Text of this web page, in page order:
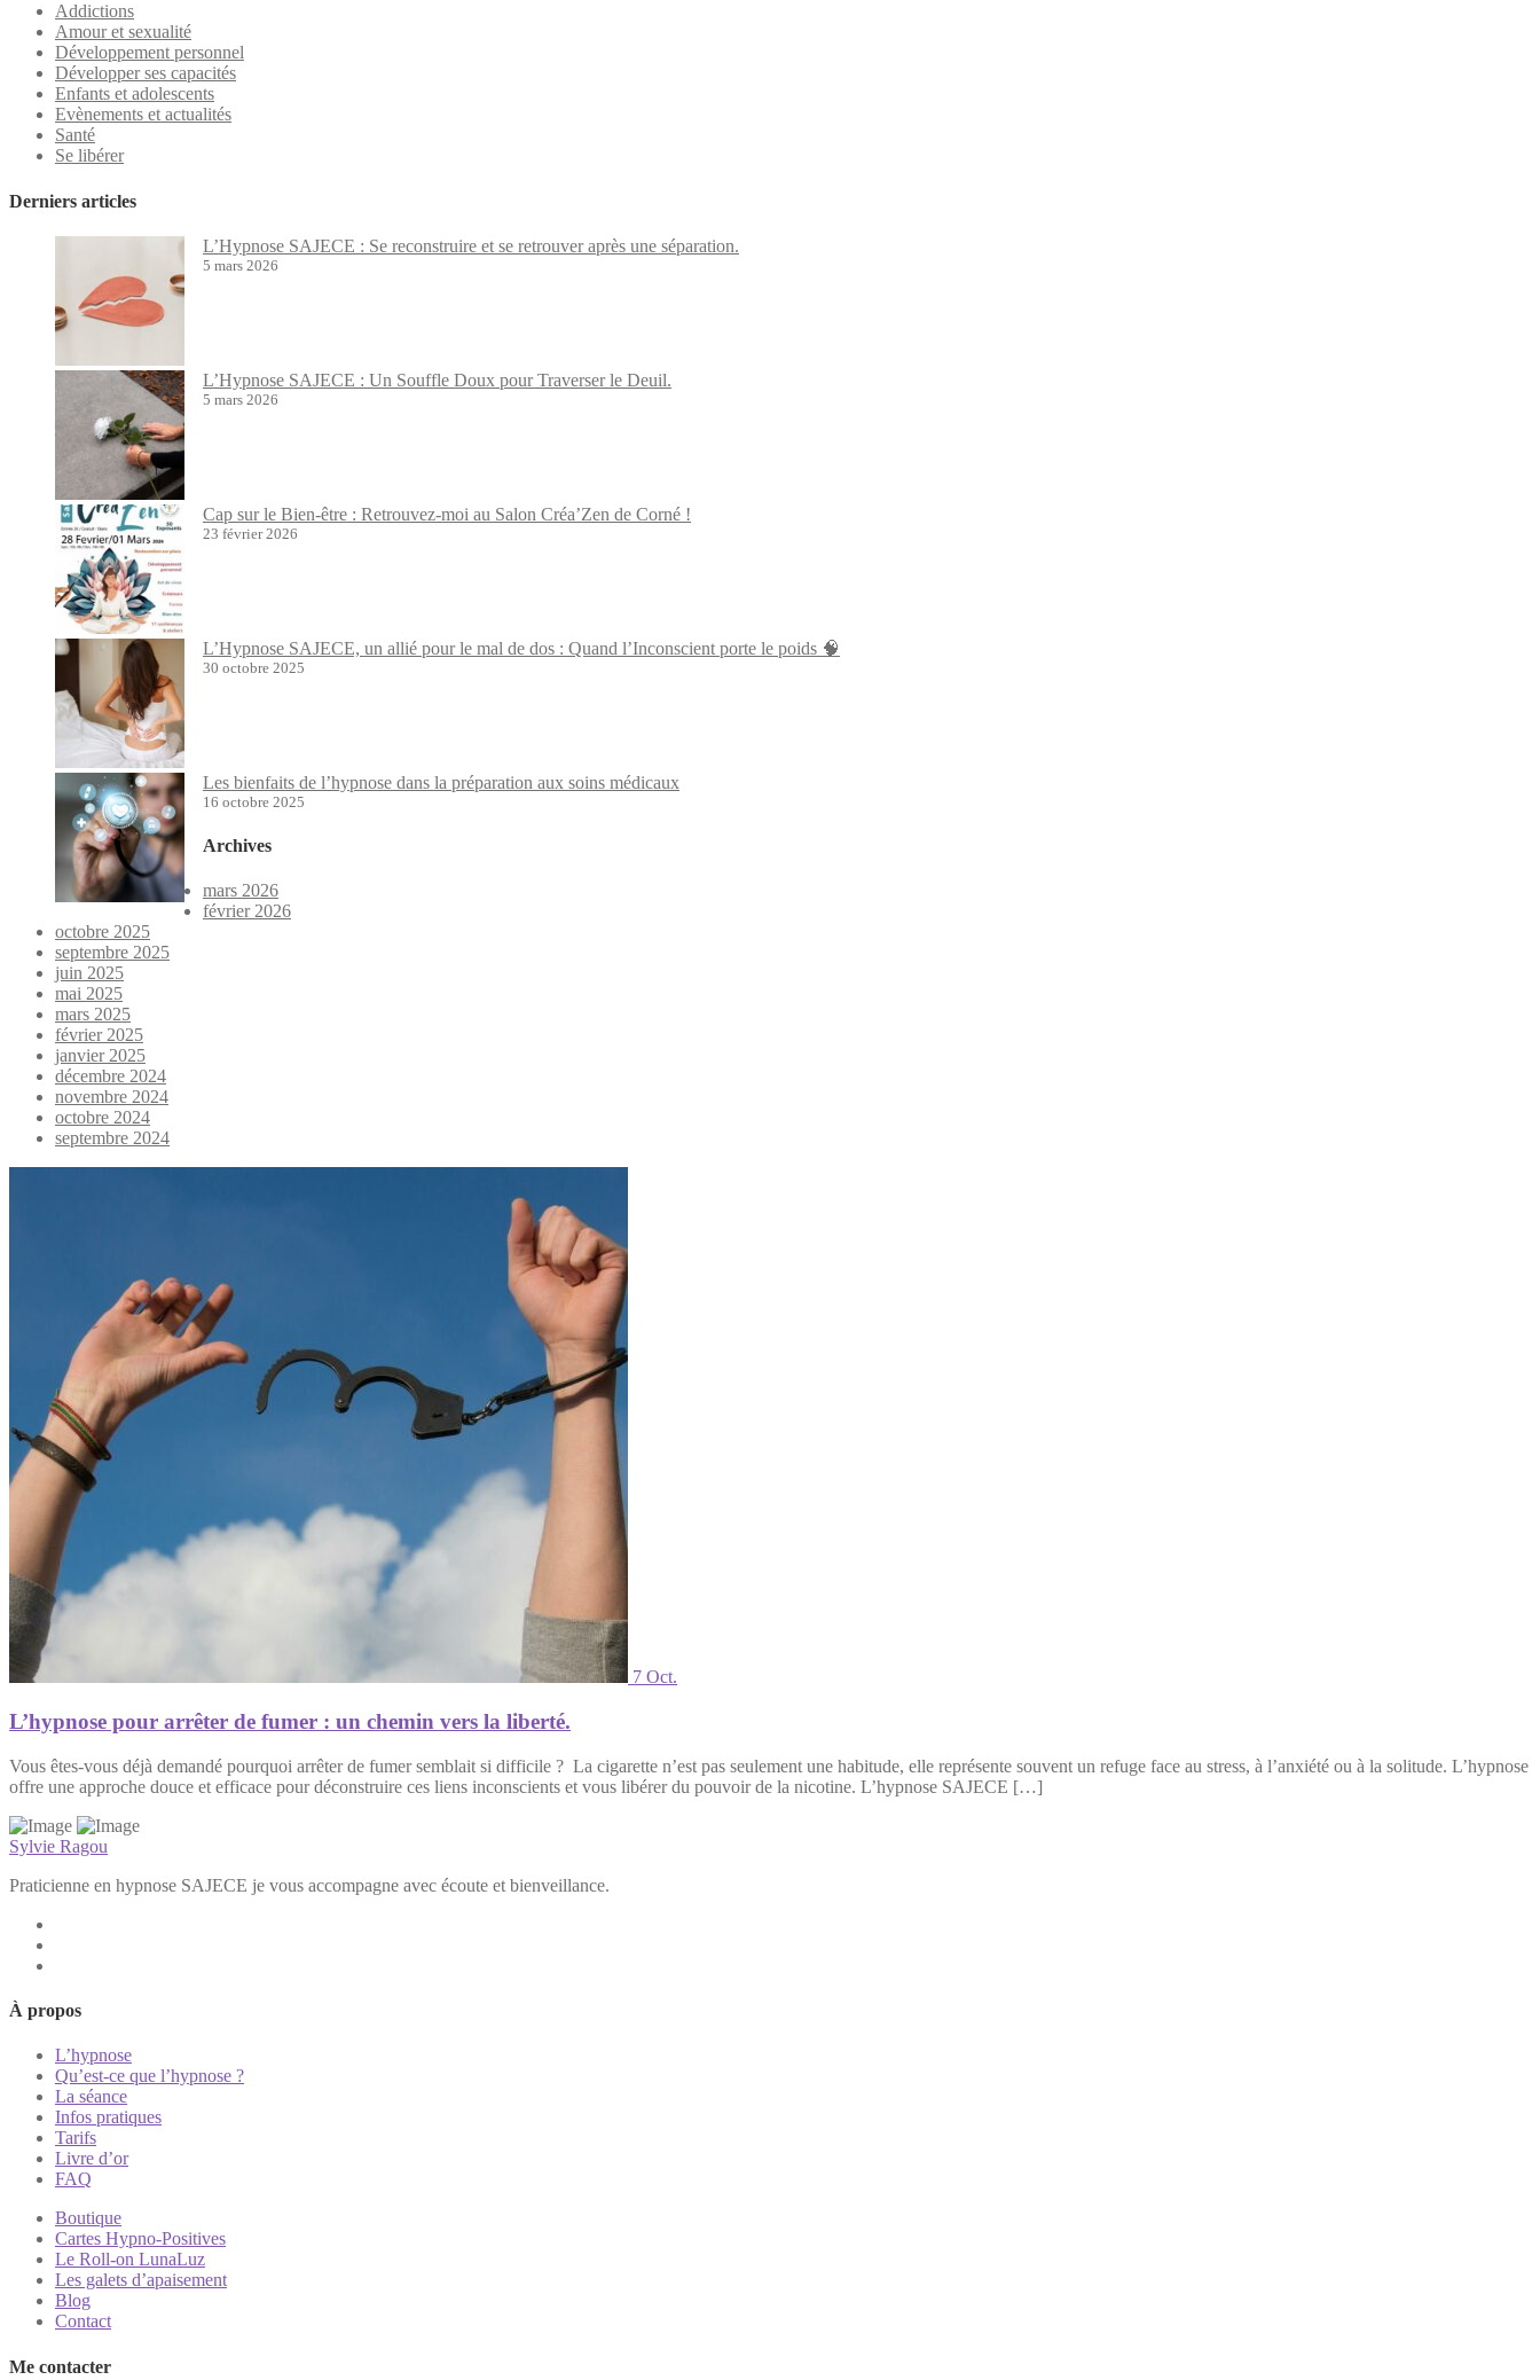
Addictions
Amour et sexualité
Développement personnel
Développer ses capacités
Enfants et adolescents
Evènements et actualités
Santé
Se libérer
Derniers articles
L’Hypnose SAJECE : Se reconstruire et se retrouver après une séparation.
5 mars 2026
L’Hypnose SAJECE : Un Souffle Doux pour Traverser le Deuil.
5 mars 2026
Cap sur le Bien-être : Retrouvez-moi au Salon Créa’Zen de Corné !
23 février 2026
L’Hypnose SAJECE, un allié pour le mal de dos : Quand l’Inconscient porte le poids 🧠
30 octobre 2025
Les bienfaits de l’hypnose dans la préparation aux soins médicaux
16 octobre 2025
Archives
mars 2026
février 2026
octobre 2025
septembre 2025
juin 2025
mai 2025
mars 2025
février 2025
janvier 2025
décembre 2024
novembre 2024
octobre 2024
septembre 2024
7 Oct.
L’hypnose pour arrêter de fumer : un chemin vers la liberté.
Vous êtes-vous déjà demandé pourquoi arrêter de fumer semblait si difficile ? La cigarette n’est pas seulement une habitude, elle représente souvent un refuge face au stress, à l’anxiété ou à la solitude. L’hypnose
offre une approche douce et efficace pour déconstruire ces liens inconscients et vous libérer du pouvoir de la nicotine. L’hypnose SAJECE […]
Sylvie Ragou
Praticienne en hypnose SAJECE je vous accompagne avec écoute et bienveillance.
À propos
L’hypnose
Qu’est-ce que l’hypnose ?
La séance
Infos pratiques
Tarifs
Livre d’or
FAQ
Boutique
Cartes Hypno-Positives
Le Roll-on LunaLuz
Les galets d’apaisement
Blog
Contact
Me contacter